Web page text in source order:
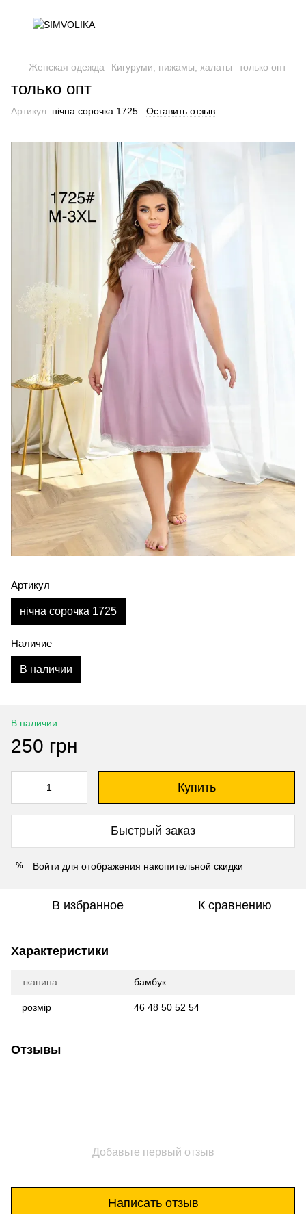
Женская одежда Кигуруми, пижамы, халаты только опт
только опт
Артикул: нічна сорочка 1725 Оставить отзыв
Артикул
нічна сорочка 1725
Наличие
В наличии
В наличии
250 грн
Купить
Быстрый заказ
% Войти для отображения накопительной скидки
В избранное К сравнению
Характеристики
тканина бамбук
розмір 46 48 50 52 54
Отзывы
Добавьте первый отзыв
Написать отзыв